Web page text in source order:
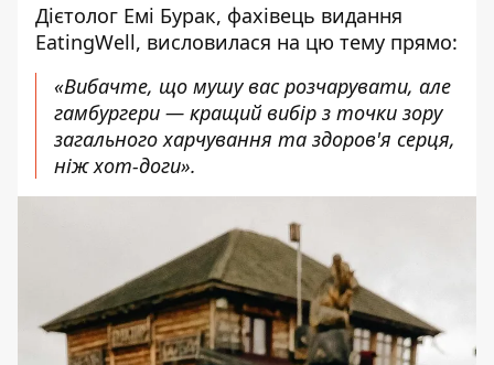
Дієтолог Емі Бурак, фахівець видання
EatingWell, висловилася на цю тему прямо:
«Вибачте, що мушу вас розчарувати, але
гамбургери — кращий вибір з точки зору
загального харчування та здоров'я серця,
ніж хот-доги».